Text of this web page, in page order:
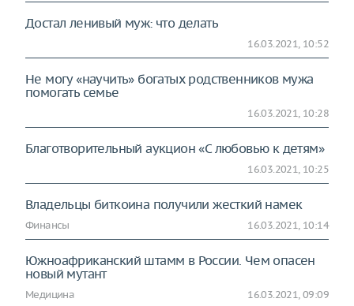
Достал ленивый муж: что делать
16.03.2021, 10:52
Не могу «научить» богатых родственников мужа
помогать семье
16.03.2021, 10:28
Благотворительный аукцион «С любовью к детям»
16.03.2021, 10:25
Владельцы биткоина получили жесткий намек
Финансы 16.03.2021, 10:14
Южноафриканский штамм в России. Чем опасен
новый мутант
Медицина 16.03.2021, 09:09